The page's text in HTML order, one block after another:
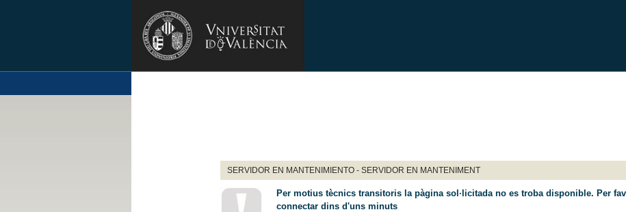
SERVIDOR EN MANTENIMIENTO - SERVIDOR EN MANTENIMENT
Per motius tècnics transitoris la pàgina sol·licitada no es troba disponible. Per
connectar dins d'uns minuts